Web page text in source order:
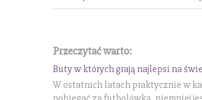
Przeczytać warto:
Buty w których grają najlepsi na
W ostatnich latach praktycznie w